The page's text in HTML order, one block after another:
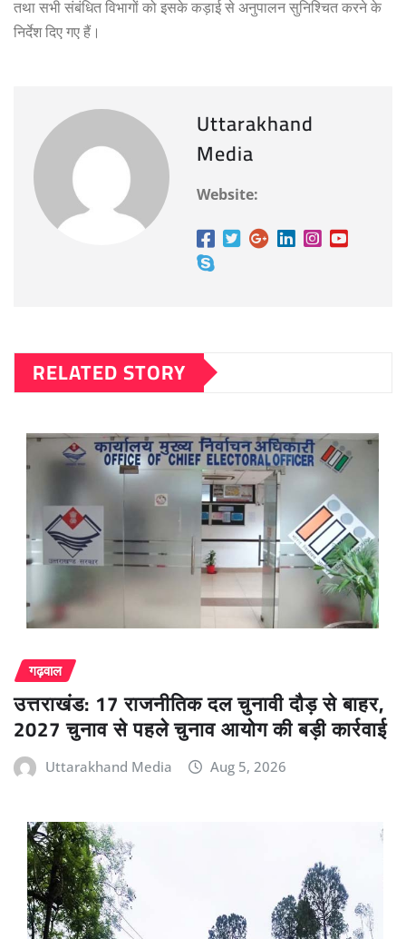
तथा सभी संबंधित विभागों को इसके कड़ाई से अनुपालन सुनिश्चित करने के
निर्देश दिए गए हैं।
Uttarakhand
Media
Website:
RELATED STORY
गढ़वाल
उत्तराखंड: 17 राजनीतिक दल चुनावी दौड़ से बाहर,
2027 चुनाव से पहले चुनाव आयोग की बड़ी कार्रवाई
Uttarakhand Media Aug 5, 2026